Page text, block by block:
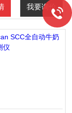
我要询价